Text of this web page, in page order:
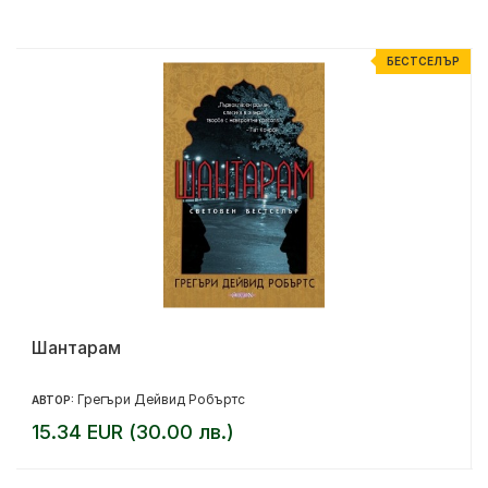
БЕСТСЕЛЪР
Шантарам
АВТОР: Грегъри Дейвид Робъртс
15.34 EUR (30.00 лв.)